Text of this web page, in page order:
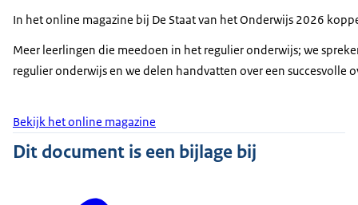
In het online magazine bij De Staat van het Onderwijs 2026
Meer leerlingen die meedoen in het regulier onderwijs; we
regulier onderwijs en we delen handvatten over een succesvolle
Bekijk het online magazine
Dit document is een bijlage bij